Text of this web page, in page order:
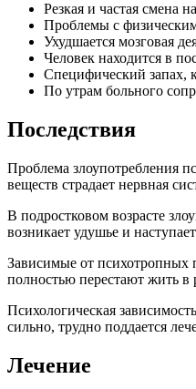
Резкая и частая смена
Проблемы с
Ухудшается мозговая
Человек находится в
Специфический запах,
По утрам больного
Последствия
Проблема злоупотребления
веществ страдает нервная
В подростковом возрасте
возникает удушье и
Зависимые от психотропных
полностью перестают жить в
Психологическая
сильно, трудно поддается
Лечение